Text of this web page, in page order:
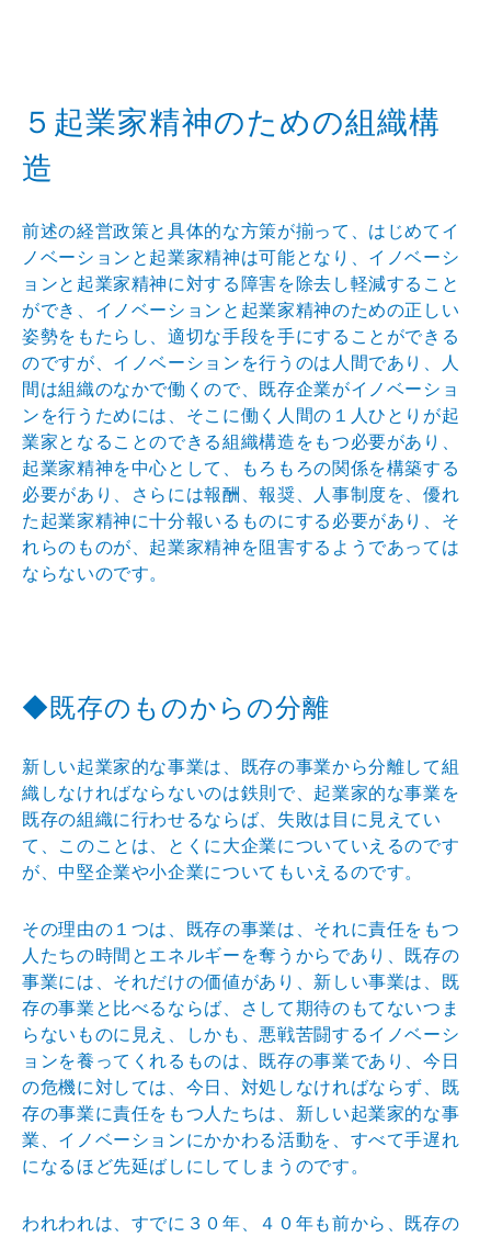
５起業家精神のための組織構
造
前述の経営政策と具体的な方策が揃って、はじめてイ
ノベーションと起業家精神は可能となり、イノベーシ
ョンと起業家精神に対する障害を除去し軽減すること
ができ、イノ ベーションと起業家精神のための正しい
姿勢をもたらし、適切な手段を手にすることができる
のですが、イノベーシ ョンを行うのは人間であり、人
間は組織のなかで働くので、既存企業がイノベーショ
ンを行うためには、そこに働く 人間の１人ひとりが起
業家となることのできる組織構造を もつ必要があり、
起業家精神を中心として、もろもろの関係を構築する
必要があり、さらには報酬、報奨、人事制度を、優れ
た起業家精神に十分報いるものにする必要があり
、そ
れらのものが、起業家精神を阻害するようであっては
ならないのです。
◆既存のものからの分離
新しい起業家的な事業は、既存の事業から分離して組
織しなければならないのは鉄則で、起業家的な事業を
既存の組織に行わせるならば、失敗は目に見えてい
て、このことは 、とくに大企業についていえるのです
が、中堅企業や小企業についてもいえるのです。
その理由の１つは、既存の事業は、それに責任をもつ
人たちの時間とエネルギーを奪うからであり、既存の
事業には 、それだけの価値があり、新しい事業は、既
存の事業と比べるならば、さして期待のもてないつま
らないものに見え
、しかも、悪戦苦闘するイノベーシ
ョンを養ってくれるものは、既存の事業であり、今日
の危機に対しては、今日、 対処しなければならず、既
存の事業に責任をもつ人たちは
、新しい起業家的な事
業、イノベーションにかかわる活動を、すべて手遅れ
になるほど先延ばしにしてしまうのです 。
われわれは、すでに３０年、４０年も前から、既存の